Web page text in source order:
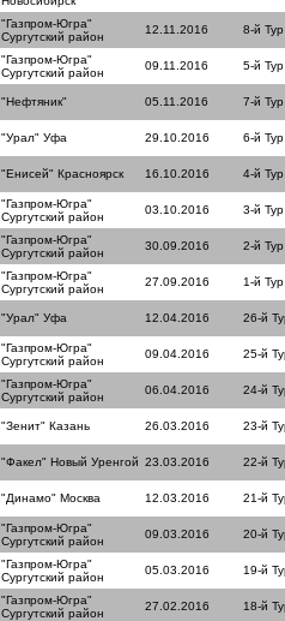
"Газпром-Югра"
Сургутский район
12.11.2016 8-й Тур
"Газпром-Югра"
Сургутский район
09.11.2016 5-й Тур
"Нефтяник" 05.11.2016 7-й Тур
"Урал" Уфа 29.10.2016 6-й Тур
"Енисей" Красноярск 16.10.2016 4-й Тур
"Газпром-Югра"
Сургутский район
03.10.2016 3-й Тур
"Газпром-Югра"
Сургутский район
30.09.2016 2-й Тур
"Газпром-Югра"
Сургутский район
27.09.2016 1-й Тур
"Урал" Уфа 12.04.2016 26-й
"Газпром-Югра"
Сургутский район
09.04.2016 25-й
"Газпром-Югра"
Сургутский район
06.04.2016 24-й
"Зенит" Казань 26.03.2016 23-й
"Факел" Новый Уренгой 23.03.2016 22-й
"Динамо" Москва 12.03.2016 21-й
"Газпром-Югра"
Сургутский район
09.03.2016 20-й
"Газпром-Югра"
Сургутский район
05.03.2016 19-й
"Газпром-Югра"
Сургутский район
27.02.2016 18-й